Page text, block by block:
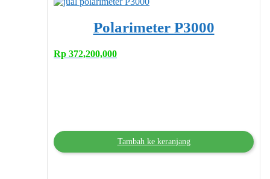
Polarimeter P3000
Rp 372,200,000
Tambah ke keranjang